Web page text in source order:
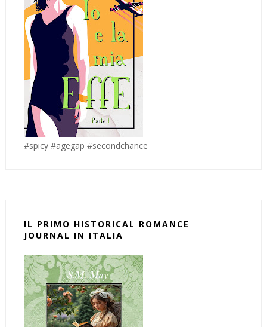
#spicy #agegap #secondchance
IL PRIMO HISTORICAL ROMANCE
JOURNAL IN ITALIA